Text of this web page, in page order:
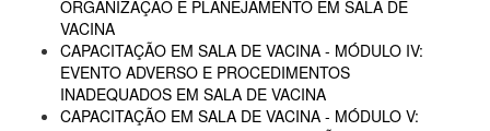
ORGANIZAÇÃO E PLANEJAMENTO EM SALA DE
VACINA
CAPACITAÇÃO EM SALA DE VACINA - MÓDULO IV:
EVENTO ADVERSO E PROCEDIMENTOS
INADEQUADOS EM SALA DE VACINA
CAPACITAÇÃO EM SALA DE VACINA - MÓDULO V: